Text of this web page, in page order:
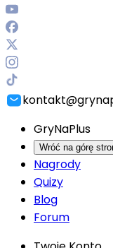
GryNaPlus
Wróć na górę
Nagrody
Quizy
Blog
Forum